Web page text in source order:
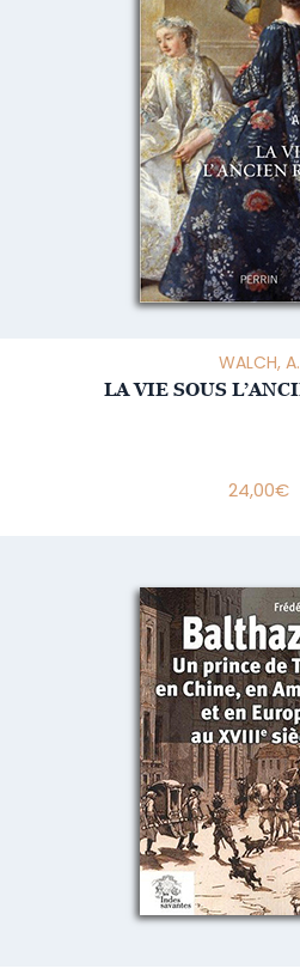
WALCH, A.
LA VIE SOUS
24,00€